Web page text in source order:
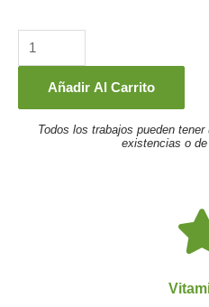
14.
12
rosas
Añadir Al Carrito
Todos los trabajos pueden
existencias o